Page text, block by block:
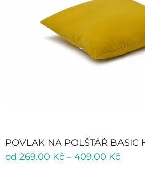
POVLAK NA POLŠTÁŘ BASIC
od 269.00 Kč – 409.00 Kč